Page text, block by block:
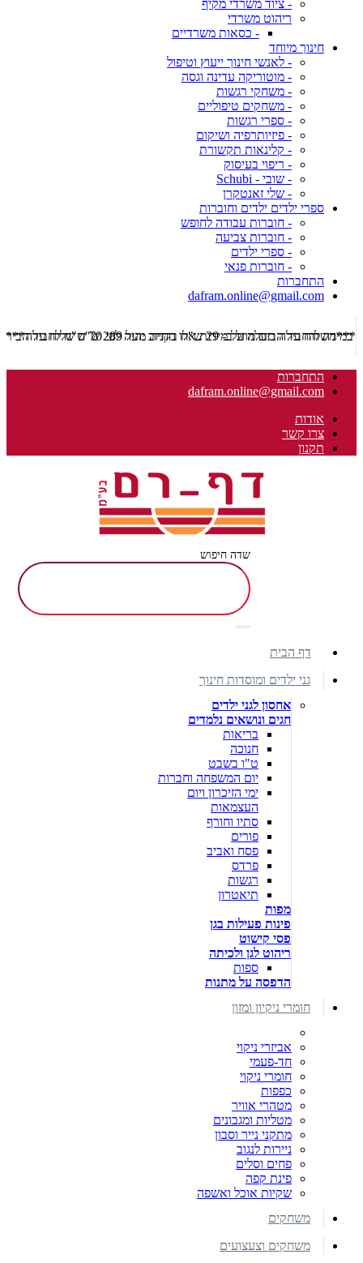
- ציוד משרדי מקיף
ריהוט משרדי
- כסאות משרדיים
חינוך מיוחד
- לאנשי חינוך ייעוץ וטיפול
- מוטוריקה עדינה וגסה
- משחקי רגשות
- משחקים טיפוליים
- ספרי רגשות
- פיזיותרפיה ושיקום
- קלינאות תקשורת
- ריפוי בעיסוק
- שובי - Schubi
- שלי זאנטקרן
ספרי ילדים ילדים וחוברות
- חוברות עבודה לחופש
- חוברות צביעה
- ספרי ילדים
- חוברות פנאי
התחברות
dafram.online@gmail.com
***משלוח עד הבית מוזל ב- 29 ש"ח בקניה מעל 289 ש"ח שליח עד הבית ***
התחברות
dafram.online@gmail.com
אודות
צרו קשר
תקנון
שדה חיפוש
דף הבית
גני ילדים ומוסדות חינוך
אחסון לגני ילדים
חגים ונושאים נלמדים
בריאות
חנוכה
ט"ו בשבט
יום המשפחה וחברות
ימי הזיכרון ויום
העצמאות
סתיו וחורף
פורים
פסח ואביב
פרדס
רגשות
תיאטרון
מפות
פינות פעילות בגן
פסי קישוט
ריהוט לגן ולכיתה
ספות
הדפסה על מתנות
חומרי ניקיון ומזון
אביזרי ניקוי
חד-פעמי
חומרי ניקוי
כפפות
מטהרי אוויר
מטליות ומגבונים
מתקני נייר וסבון
ניירות לנגוב
פחים וסלים
פינת קפה
שקיות אוכל ואשפה
משחקים
משחקים וצעצועים